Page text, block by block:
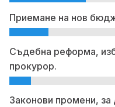
Приемане на нов
Съдебна реформа,
прокурор.
Законови промени, за